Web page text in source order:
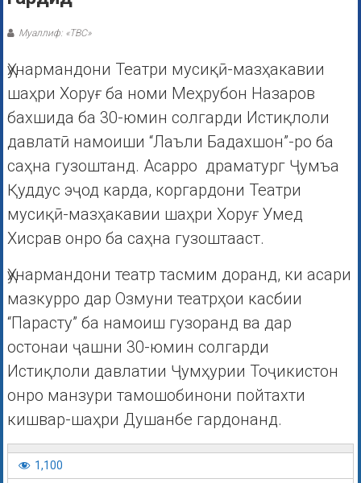
Муаллиф: «ТВС»
Ҳунармандони Театри мусиқӣ-мазҳакавии
шаҳри Хоруғ ба номи Меҳрубон Назаров
бахшида ба 30-юмин солгарди Истиқлоли
давлатӣ намоиши “Лаъли Бадахшон”-ро ба
саҳна гузоштанд. Асарро драматург Ҷумъа
Қуддус эҷод карда, коргардони Театри
мусиқӣ-мазҳакавии шаҳри Хоруғ Умед
Хисрав онро ба саҳна гузоштааст.
Ҳунармандони театр тасмим доранд, ки асари
мазкурро дар Озмуни театрҳои касбии
“Парасту” ба намоиш гузоранд ва дар
остонаи ҷашни 30-юмин солгарди
Истиқлоли давлатии Ҷумҳурии Тоҷикистон
онро манзури тамошобинони пойтахти
кишвар-шаҳри Душанбе гардонанд.
1,100